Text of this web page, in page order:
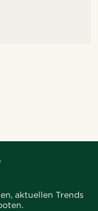
aktuellen Trends